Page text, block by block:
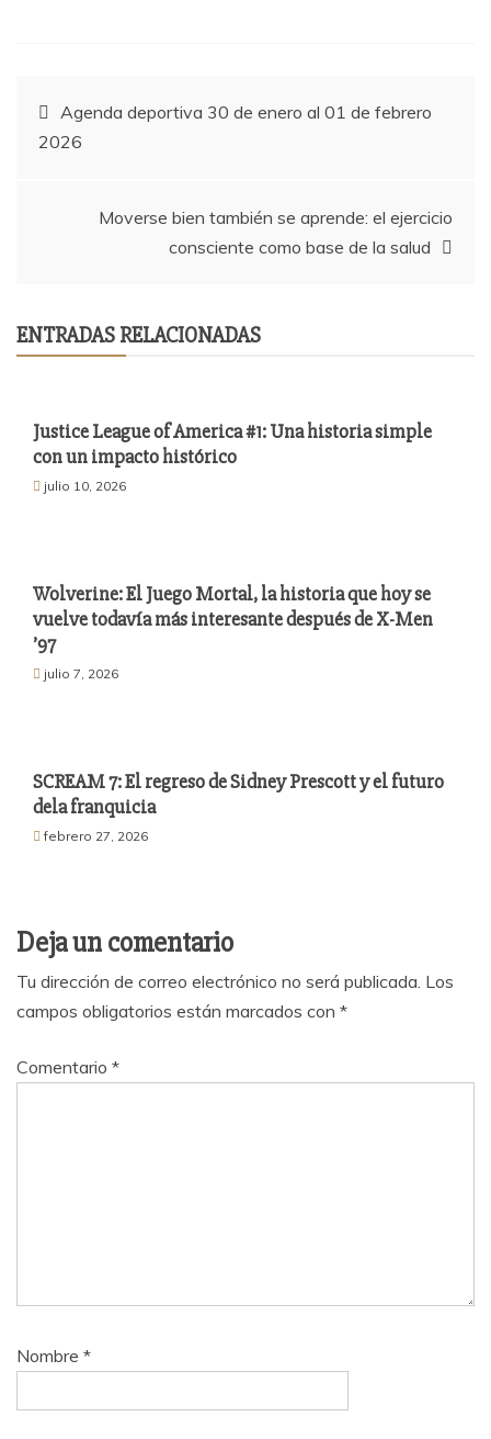
Navegación
de
entradas
Agenda deportiva 30 de enero al 01 de febrero
2026
Moverse bien también se aprende: el ejercicio
consciente como base de la salud
ENTRADAS RELACIONADAS
Justice League of America #1: Una historia simple
con un impacto histórico
julio 10, 2026
Wolverine: El Juego Mortal, la historia que hoy se
vuelve todavía más interesante después de X-Men
’97
julio 7, 2026
SCREAM 7: El regreso de Sidney Prescott y el futuro
dela franquicia
febrero 27, 2026
Deja un comentario
Tu dirección de correo electrónico no será publicada. Los
campos obligatorios están marcados con *
Comentario *
Nombre *